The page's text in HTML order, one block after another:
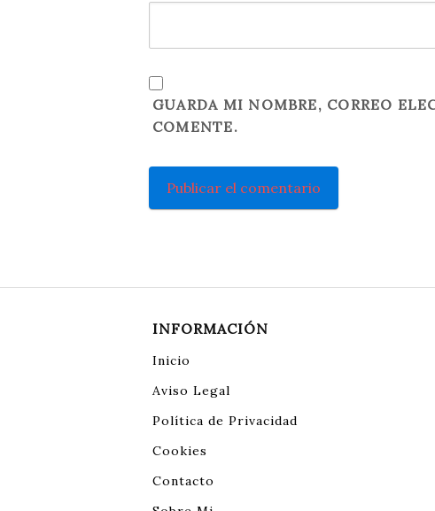
GUARDA MI NOMBRE, CORREO
COMENTE.
INFORMACIÓN
Inicio
Aviso Legal
Política de Privacidad
Cookies
Contacto